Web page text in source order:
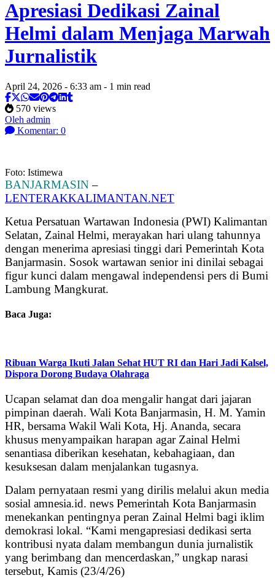
Apresiasi Dedikasi Zainal
Helmi dalam Menjaga Marwah
Jurnalistik
April 24, 2026 - 6:33 am - 1 min read
570 views
Oleh admin
Komentar: 0
Foto: Istimewa
BANJARMASIN–
LENTERAKKALIMANTAN.NET
Ketua Persatuan Wartawan Indonesia (PWI) Kalimantan
Selatan, Zainal Helmi, merayakan hari ulang tahunnya
dengan menerima apresiasi tinggi dari Pemerintah Kota
Banjarmasin. Sosok wartawan senior ini dinilai sebagai
figur kunci dalam mengawal independensi pers di Bumi
Lambung Mangkurat.
Baca Juga:
Ribuan Warga Ikuti Jalan Sehat HUT RI dan Hari Jadi Kalsel,
Dispora Dorong Budaya Olahraga
Ucapan selamat dan doa mengalir hangat dari jajaran
pimpinan daerah. Wali Kota Banjarmasin, H. M. Yamin
HR, bersama Wakil Wali Kota, Hj. Ananda, secara
khusus menyampaikan harapan agar Zainal Helmi
senantiasa diberikan kesehatan, kebahagiaan, dan
kesuksesan dalam menjalankan tugasnya.
Dalam pernyataan resmi yang dirilis melalui akun media
sosial amnesia.id. news Pemerintah Kota Banjarmasin
menekankan pentingnya peran Zainal Helmi bagi iklim
demokrasi lokal. “Kami mengapresiasi dedikasi serta
kontribusi nyata dalam membangun dunia jurnalistik
yang berimbang dan mencerdaskan,” ungkap narasi
tersebut, Kamis (23/4/26)